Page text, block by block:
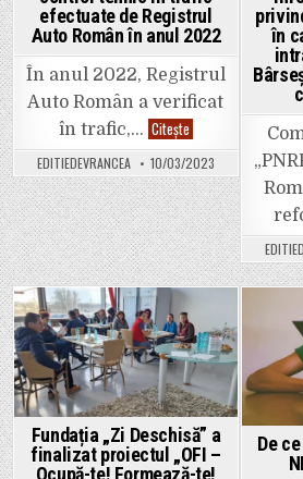
în
totalitate!
efectuate de Registrul
Auto Român în anul 2022
În anul 2022, Registrul
Auto Român a verificat
în trafic,… CiteșteRezultatele
acțiunilor
de
control
tehnic
în
trafic
efectuate
de
Registrul
Auto
Român
în
2022
EDITIEDEVRANCEA 10/03/2023
în
Posted
in
Fundația „Zi Deschisă” a
finalizat proiectul „OFI –
De